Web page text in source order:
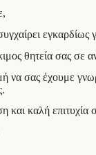
εγκαρδίως
θητεία σας σε
να σας έχουμε
καλή επιτυχία